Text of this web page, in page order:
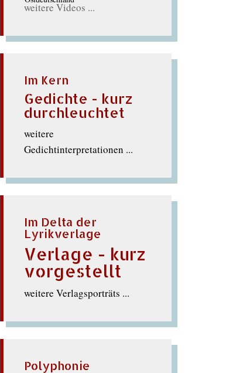
weitere Videos ...
Im Kern
Gedichte - kurz
durchleuchtet
weitere
Gedichtinterpretationen ...
Im Delta der
Lyrikverlage
Verlage - kurz
vorgestellt
weitere Verlagsporträts ...
Polyphonie